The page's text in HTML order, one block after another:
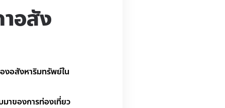
อสัง
องอสังหาริมทรัพย์ใน
าของการท่องเที่ยว